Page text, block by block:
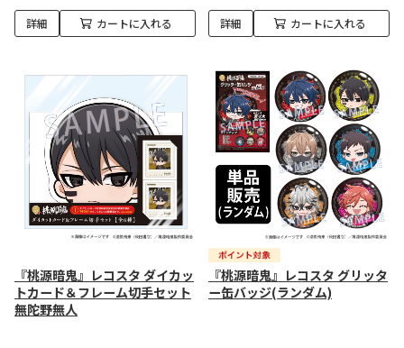
詳細 カートに入れる 詳細 カートに入れる
『桃源暗鬼』レコスタ ダイカッ
トカード＆フレーム切手セット
無陀野無人
『桃源暗鬼』レコスタ グリッタ
ー缶バッジ(ランダム)